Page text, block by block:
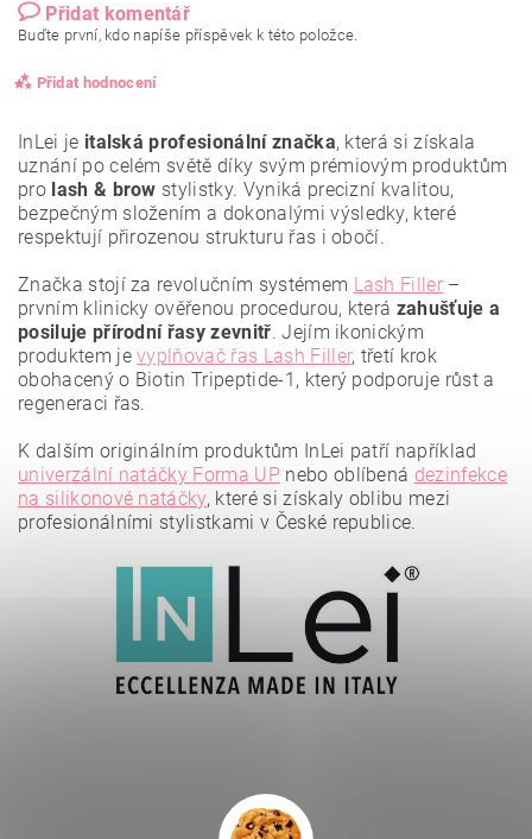
Přidat komentář
Buďte první, kdo napíše příspěvek k této položce.
Přidat hodnocení
Vložením hodnocení souhlasíte se
zásadami ochrany
osobních údajů.
InLei je italská profesionální značka, která si získala
uznání po celém světě díky svým prémiovým produktům
pro lash & brow stylistky. Vyniká precizní kvalitou,
bezpečným složením a dokonalými výsledky, které
respektují přirozenou strukturu řas i obočí.
Značka stojí za revolučním systémem Lash Filler –
prvním klinicky ověřenou procedurou, která zahušťuje a
posiluje přírodní řasy zevnitř. Jejím ikonickým
produktem jevyplňovač řas Lash Filler, třetí krok
obohacený o Biotin Tripeptide-1, který podporuje růst a
regeneraci řas.
K dalším originálním produktům InLei patří například
univerzální natáčky Forma UP nebo oblíbená dezinfekce
na silikonové natáčky, které si získaly oblibu mezi
profesionálními stylistkami v České republice.